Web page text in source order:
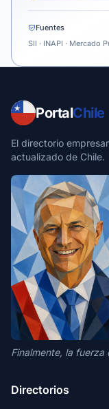
Fuentes
SII · INAPI · Mercado
PortalChile
El directorio
actualizado de Chile.
Finalmente, la fuerza
Directorios